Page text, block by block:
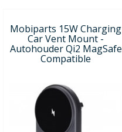
Mobiparts 15W Charging
Car Vent Mount -
Autohouder Qi2 MagSafe
Compatible